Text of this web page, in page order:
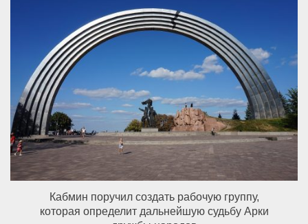
Кабмин поручил создать рабочую группу,
которая определит дальнейшую судьбу Арки